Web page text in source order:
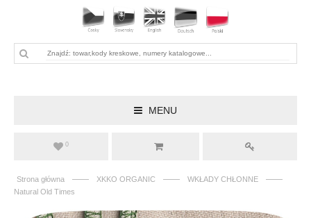
MENU
0
Strona główna —— XKKO ORGANIC —— WKŁADY CHŁONNE ——
Natural Old Times